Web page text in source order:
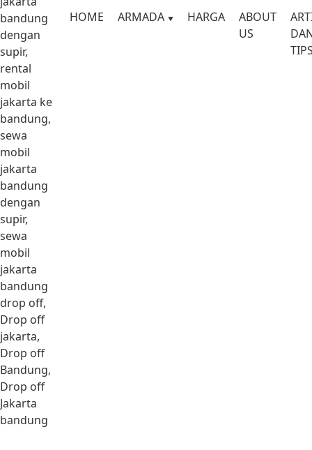
bandung
dengan
supir,
rental
mobil
jakarta ke
bandung,
sewa
mobil
jakarta
bandung
dengan
supir,
sewa
mobil
jakarta
bandung
drop off,
Drop off
jakarta,
Drop off
Bandung,
Drop off
Jakarta
bandung
HOME ARMADA HARGA
ABOUT
US